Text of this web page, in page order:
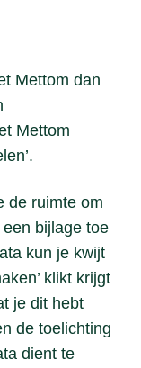
Mettom dan
Mettom
de ruimte om
bijlage toe
kun je kwijt
klikt krijgt
je dit hebt
de toelichting
dient te